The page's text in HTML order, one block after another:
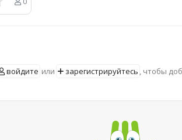
войдите или зарегистрируйтесь , чтобы